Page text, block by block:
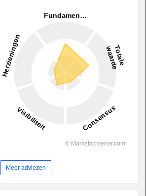
Meer adviezen